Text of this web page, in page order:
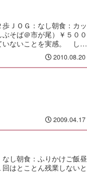
ＪＯＧ：なし朝食：カッ
そば＠市が尾）￥５００
いないことを実感。 しっ
2010.08.20
2009.04.17
し朝食：ふりかけご飯昼
はとことん残業しないと